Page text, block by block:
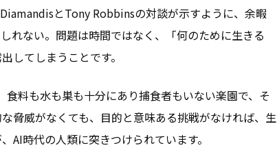
とTony Robbinsの対談が示すように、余暇
れない。問題は時間ではなく、「何のために生きる
してしまうことです。
料も水も巣も十分にあり捕食者もいない楽園で、そ
脅威がなくても、目的と意味ある挑戦がなければ、生
AI時代の人類に突きつけられています。